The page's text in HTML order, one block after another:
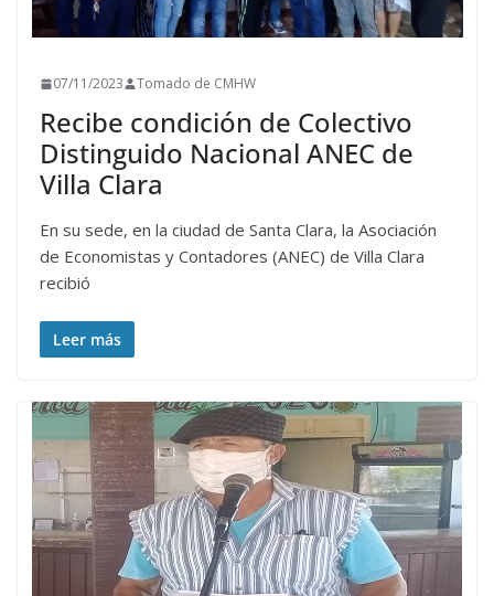
07/11/2023 Tomado de CMHW
Recibe condición de Colectivo
Distinguido Nacional ANEC de
Villa Clara
En su sede, en la ciudad de Santa Clara, la Asociación
de Economistas y Contadores (ANEC) de Villa Clara
recibió
Leer más